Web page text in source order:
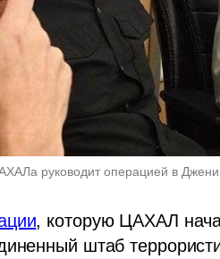
руководит операцией в
, которую ЦАХАЛ
штаб